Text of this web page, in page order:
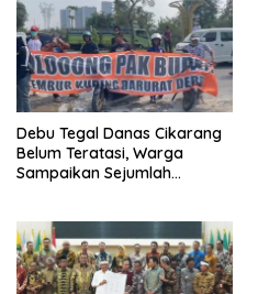
Debu Tegal Danas Cikarang
Belum Teratasi, Warga
Sampaikan Sejumlah